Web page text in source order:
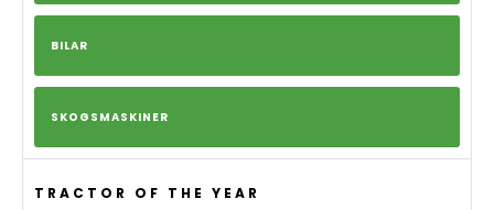
BILAR
SKOGSMASKINER
TRACTOR OF THE YEAR